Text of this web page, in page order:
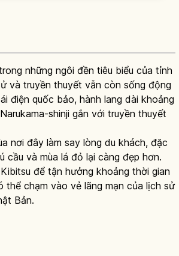
những ngôi đền tiêu biểu của tỉnh
và truyền thuyết vẫn còn sống động
điện quốc bảo, hành lang dài khoảng
shinji gắn với truyền thuyết
nơi đây làm say lòng du khách, đặc
cầu và mùa lá đỏ lại càng đẹp hơn.
để tận hưởng khoảng thời gian
thể chạm vào vẻ lãng mạn của lịch sử
Bản.